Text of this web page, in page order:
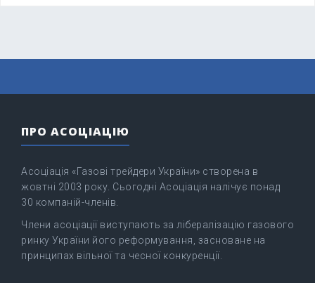
ПРО АСОЦІАЦІЮ
Асоціація «Газові трейдери України» створена в
жовтні 2003 року. Сьогодні Асоціація налічує понад
30 компаній-членів.
Члени асоціації виступають за лібералізацію газового
ринку України його реформування, засноване на
принципах вільної та чесної конкуренції.